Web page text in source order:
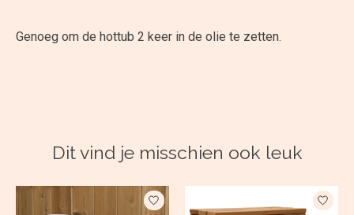
Genoeg om de hottub 2 keer in de olie te zetten.
Dit vind je misschien ook leuk
Items van productcarrousel